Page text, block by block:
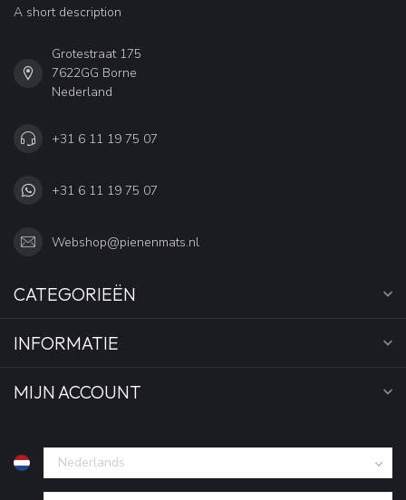
A short description
Grotestraat 175
7622GG Borne
Nederland
+31 6 11 19 75 07
+31 6 11 19 75 07
Webshop@pienenmats.nl
CATEGORIEËN
INFORMATIE
MIJN ACCOUNT